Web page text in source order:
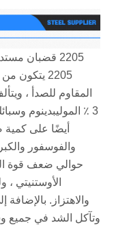
2205 قضبان
2205
أيضًا على كمية
والفوسفور
حوالي ضعف قوة
الأوستنيتي
والاهتزاز.
وتآكل الشد في جميع